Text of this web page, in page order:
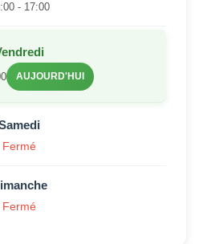
- 17:00
AUJOURD'HUI
Fermé
Fermé